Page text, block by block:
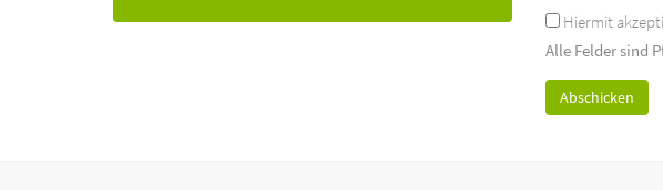
Hiermit
Alle Felder sind